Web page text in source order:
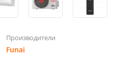
Производители
Funai